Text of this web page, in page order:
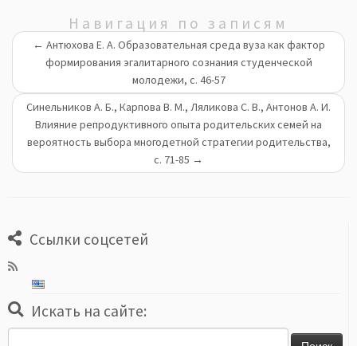
Навигация по записям
← Антюхова Е. А. Образовательная среда вуза как фактор
формирования эгалитарного сознания студенческой
молодежи, с. 46-57
Синельников А. Б., Карпова В. М., Ляликова С. В., Антонов А. И.
Влияние репродуктивного опыта родительских семей на
вероятность выбора многодетной стратегии родительства,
с. 71-85 →
Ссылки соцсетей
Искать на сайте: